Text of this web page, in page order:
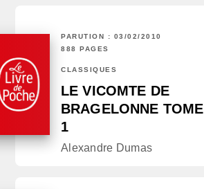
PARUTION : 03/02/2010
888 PAGES
CLASSIQUES
LE VICOMTE DE
BRAGELONNE TOME
1
Alexandre Dumas